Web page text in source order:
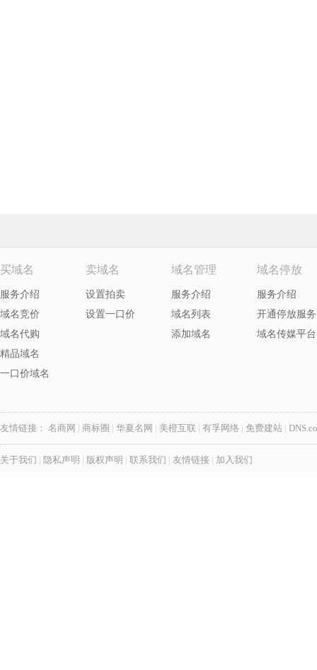
买域名
服务介绍
域名竞价
域名代购
精品域名
一口价域名
卖域名
设置拍卖
设置一口价
域名管理
服务介绍
域名列表
添加域名
域名停放
服务介绍
开通停放服务
域名传媒平台
友情链接： 名商网 | 商标圈 | 华夏名网 | 美橙互联 | 有孚网络 | 免费建站 |
关于我们 | 隐私声明 | 版权声明 | 联系我们 | 友情链接 | 加入我们